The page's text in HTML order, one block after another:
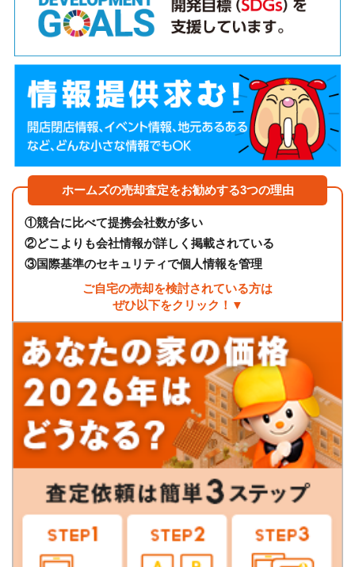
ホームズの売却査定をお勧めする3つの理由
①競合に比べて提携会社数が多い
②どこよりも会社情報が詳しく掲載されている
③国際基準のセキュリティで個人情報を管理
ご自宅の売却を検討されている方は
ぜひ以下をクリック！▼